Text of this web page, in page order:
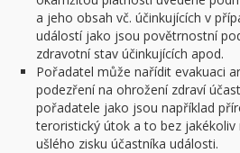
a jeho obsah vč. účinkujících v
událostí jako jsou povětrnostní
zdravotní stav účinkujících apod.
Pořadatel může nařídit evakuaci
podezření na ohrožení zdraví
pořadatele jako jsou například
teroristický útok a to bez jakékoliv
ušlého zisku účastníka události.